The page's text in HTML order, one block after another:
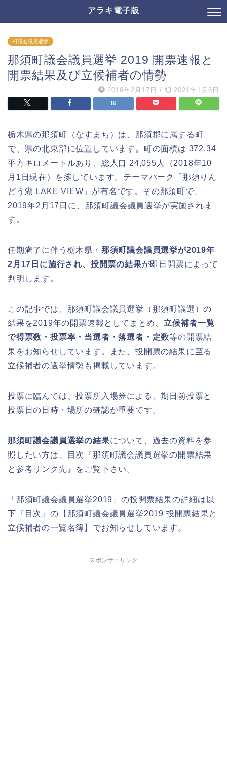
アラキ電子版
町議会議員選挙
那須町議会議員選挙 2019 開票速報と
開票結果及び立候補者の情勢
2019年2月17日 / 2021年1月6日
栃木県の那須町（なすまち）は、那須郡に属する町
で、県の北東部に位置しています。町の面積は 372.34
平方キロメートルあり、総人口 24,055人（2018年10
月1日現在）を擁しています。テーマパーク「那須りん
どう湖 LAKE VIEW」が有名です。その那須町で、
2019年2月17日に、那須町議会議員選挙が実施されま
す。
任期満了に伴う栃木県・ 那須町議会議員選挙が2019年
2月17日に施行され、投開票の結果が即日開票によって
判明します。
この記事では、那須町議会議員選挙（那須町議選）の
結果を2019年の開票速報としてまとめ、 立候補者一覧
で得票数・投票率・当選者・落選者・定数等の開票結
果をお知らせしています。また、投開票の結果に至る
立候補者の選挙情勢も掲載しています。
投票に臨んでは、投票所入場券による、期日前投票と
投票日の日時・場所の確認が重要です。
那須町議会議員選挙の結果について、過去の資料を参
照したい方は、目次『那須町議会議員選挙の開票結果
と参考リンク先』をご覧下さい。
「那須町議会議員選挙2019」の投開票結果の詳細は以
下『目次』の【那須町議会議員選挙2019 投開票結果と
立候補者の一覧名簿】でお知らせしています。
スポンサーリンク